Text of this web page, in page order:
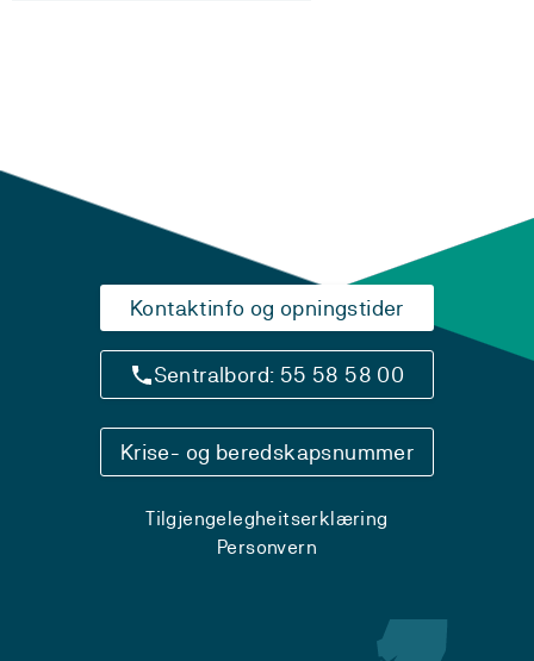
Kontaktinfo og opningstider
Sentralbord: 55 58 58 00
Krise- og beredskapsnummer
Tilgjengelegheitserklæring
Personvern